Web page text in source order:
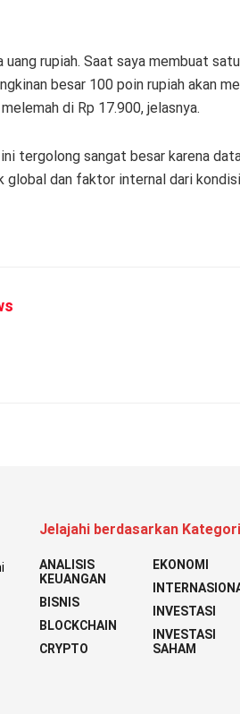
rupiah. Saat saya membuat
besar 100 poin rupiah akan
di Rp 17.900, jelasnya.
tergolong sangat besar karena
dan faktor internal dari
Jelajahi berdasarkan Kategori
ANALISIS
KEUANGAN
BISNIS
BLOCKCHAIN
CRYPTO
EKONOMI
INVESTASI
INVESTASI
SAHAM